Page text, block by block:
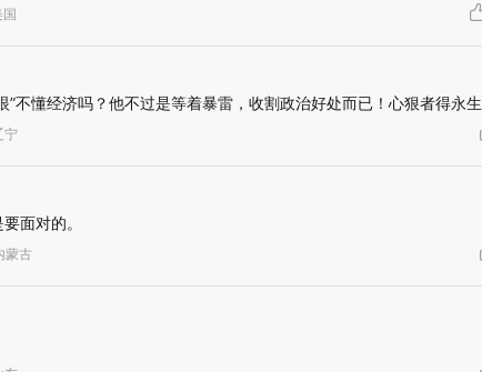
”不懂经济吗？他不过是等着暴雷，收割政治好处而已！心狠者得永生
宁
面对的。
蒙古